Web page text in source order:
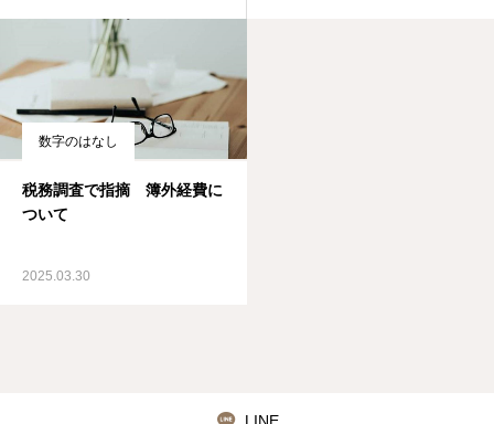
数字のはなし
税務調査で指摘 簿外経費に
ついて
2025.03.30